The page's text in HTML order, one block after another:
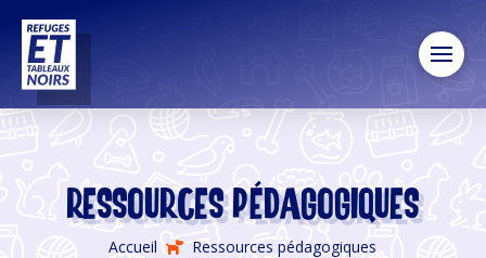
Ressources pédagogiques
Accueil Ressources pédagogiques